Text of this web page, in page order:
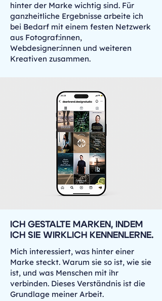
hinter der Marke wichtig sind. Für
ganzheitliche Ergebnisse arbeite ich
bei Bedarf mit einem festen Netzwerk
aus Fotograf:innen,
Webdesigner:innen und weiteren
Kreativen zusammen.
ICH GESTALTE MARKEN, INDEM
ICH SIE WIRKLICH KENNENLERNE.
Mich interessiert, was hinter einer
Marke steckt. Warum sie so ist, wie sie
ist, und was Menschen mit ihr
verbinden. Dieses Verständnis ist die
Grundlage meiner Arbeit.